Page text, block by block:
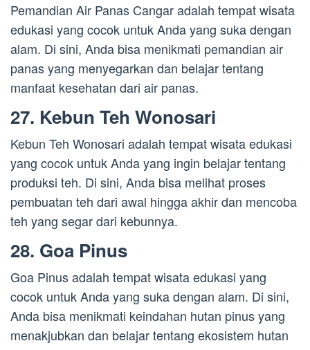
Pemandian Air Panas Cangar adalah tempat wisata
edukasi yang cocok untuk Anda yang suka dengan
alam. Di sini, Anda bisa menikmati pemandian air
panas yang menyegarkan dan belajar tentang
manfaat kesehatan dari air panas.
27. Kebun Teh Wonosari
Kebun Teh Wonosari adalah tempat wisata edukasi
yang cocok untuk Anda yang ingin belajar tentang
produksi teh. Di sini, Anda bisa melihat proses
pembuatan teh dari awal hingga akhir dan mencoba
teh yang segar dari kebunnya.
28. Goa Pinus
Goa Pinus adalah tempat wisata edukasi yang
cocok untuk Anda yang suka dengan alam. Di sini,
Anda bisa menikmati keindahan hutan pinus yang
menakjubkan dan belajar tentang ekosistem hutan